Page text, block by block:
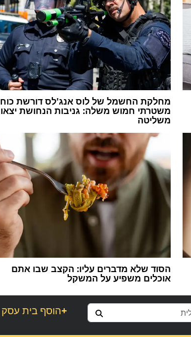
מחלקת החשמל של לוס אנג'לס דורשת כוח
משטרתי חמוש משלה: גניבות הנחושת יצאו
משליטה
הסוד שלא מדברים עליו: הקצב שבו אתם
אוכלים משפיע על המשקל
הוסף בית עסק+